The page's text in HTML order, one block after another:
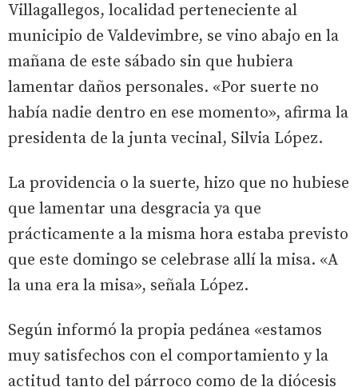
Villagallegos, localidad perteneciente al
municipio de Valdevimbre, se vino abajo en la
mañana de este sábado sin que hubiera
lamentar daños personales. «Por suerte no
había nadie dentro en ese momento», afirma la
presidenta de la junta vecinal, Silvia López.
La providencia o la suerte, hizo que no hubiese
que lamentar una desgracia ya que
prácticamente a la misma hora estaba previsto
que este domingo se celebrase allí la misa. «A
la una era la misa», señala López.
Según informó la propia pedánea «estamos
muy satisfechos con el comportamiento y la
actitud tanto del párroco como de la diócesis